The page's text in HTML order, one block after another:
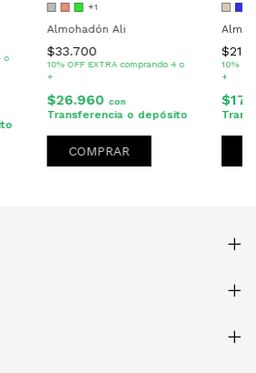
o
+1
Almohadón Ali
$33.700
10% OFF EXTRA comprando 4 o
+
$26.960 con
Transferencia o depósito
COMPRAR
10%
+